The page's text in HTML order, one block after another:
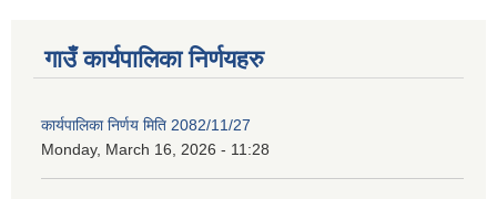
गाउँ कार्यपालिका निर्णयहरु
कार्यपालिका निर्णय मिति 2082/11/27
Monday, March 16, 2026 - 11:28